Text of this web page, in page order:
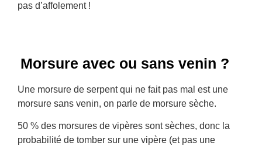
pas d’affolement !
Morsure avec ou sans venin ?
Une morsure de serpent qui ne fait pas mal est une
morsure sans venin, on parle de morsure sèche.
50 % des morsures de vipères sont sèches, donc la
probabilité de tomber sur une vipère (et pas une